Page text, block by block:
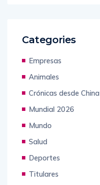
Categories
Empresas
Animales
Crónicas desde China
Mundial 2026
Mundo
Salud
Deportes
Titulares